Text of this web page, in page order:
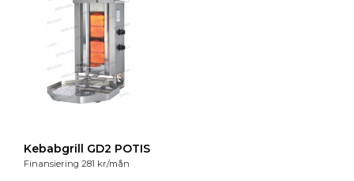
Kebabgrill GD2 POTIS
Finansiering 281 kr/mån